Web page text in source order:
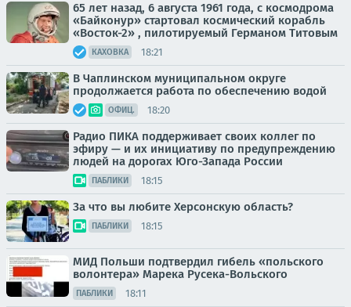
65 лет назад, 6 августа 1961 года, с космодрома
«Байконур» стартовал космический корабль
«Восток-2» , пилотируемый Германом Титовым
КАХОВКА 18:21
В Чаплинском муниципальном округе
продолжается работа по обеспечению водой
ОФИЦ. 18:20
Радио ПИКА поддерживает своих коллег по
эфиру — и их инициативу по предупреждению
людей на дорогах Юго-Запада России
ПАБЛИКИ 18:15
За что вы любите Херсонскую область?
ПАБЛИКИ 18:15
МИД Польши подтвердил гибель «польского
волонтера» Марека Русека-Вольского
ПАБЛИКИ 18:11